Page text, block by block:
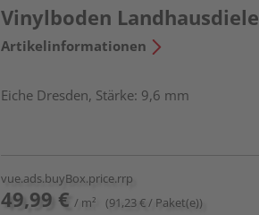
Vinylboden Landhausdiele
Artikelinformationen
Eiche Dresden, Stärke: 9,6 mm
vue.ads.buyBox.price.rrp
49,99 € / m² (91,23 € / Paket(e))